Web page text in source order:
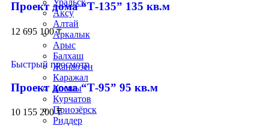
Уральск
Аксу
Алтай
Аркалык
Арыс
Балхаш
Жанаозен
Каражал
Косшы
Курчатов
Приозёрск
Риддер
Проект дома “Т-135” 135 кв.м
12 695 100₸
Быстрый просмотр
Проект дома “Т-95” 95 кв.м
10 155 200₸